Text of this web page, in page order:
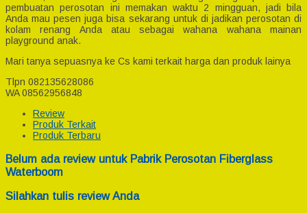
pembuatan perosotan ini memakan waktu 2 mingguan, jadi bila
Anda mau pesen juga bisa sekarang untuk di jadikan perosotan di
kolam renang Anda atau sebagai wahana wahana mainan
playground anak.
Mari tanya sepuasnya ke Cs kami terkait harga dan produk lainya
Tlpn 082135628086
WA 08562956848
Review
Produk Terkait
Produk Terbaru
Belum ada review untuk Pabrik Perosotan Fiberglass
Waterboom
Silahkan tulis review Anda